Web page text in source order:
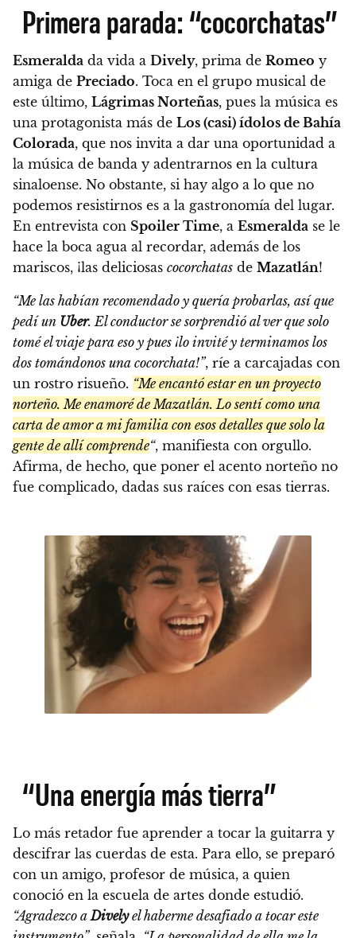
Primera parada: “cocorchatas”
Esmeralda da vida a Dively, prima de Romeo y
amiga de Preciado. Toca en el grupo musical de
este último, Lágrimas Norteñas, pues la música es
una protagonista más de Los (casi) ídolos de Bahía
Colorada, que nos invita a dar una oportunidad a
la música de banda y adentrarnos en la cultura
sinaloense. No obstante, si hay algo a lo que no
podemos resistirnos es a la gastronomía del lugar.
En entrevista con Spoiler Time, a Esmeralda se le
hace la boca agua al recordar, además de los
mariscos, ¡las deliciosas cocorchatas de Mazatlán!
“Me las habían recomendado y quería probarlas, así que
pedí un Uber. El conductor se sorprendió al ver que solo
tomé el viaje para eso y pues ¡lo invité y terminamos los
dos tomándonos una cocorchata!”, ríe a carcajadas con
un rostro risueño. “Me encantó estar en un proyecto
norteño. Me enamoré de Mazatlán. Lo sentí como una
carta de amor a mi familia con esos detalles que solo la
gente de allí comprende“, manifiesta con orgullo.
Afirma, de hecho, que poner el acento norteño no
fue complicado, dadas sus raíces con esas tierras.
“Una energía más tierra”
Lo más retador fue aprender a tocar la guitarra y
descifrar las cuerdas de esta. Para ello, se preparó
con un amigo, profesor de música, a quien
conoció en la escuela de artes donde estudió.
“Agradezco aDivelyel haberme desafiado a tocar este